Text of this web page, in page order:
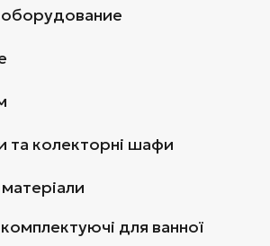
та колекторні шафи
матеріали
для ванної